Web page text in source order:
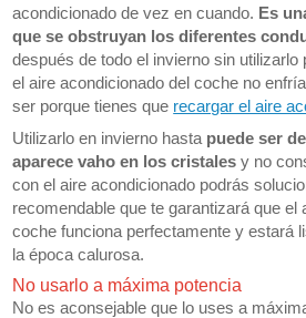
acondicionado de vez en cuando. Es
que se obstruyan los diferentes
después de todo el invierno sin
el aire acondicionado del coche no
ser porque tienes que recargar el aire
Utilizarlo en invierno hasta puede ser
aparece vaho en los cristales y no
con el aire acondicionado podrás
recomendable que te garantizará que el
coche funciona perfectamente y estará
la época calurosa.
No usarlo a máxima potencia
No es aconsejable que lo uses a